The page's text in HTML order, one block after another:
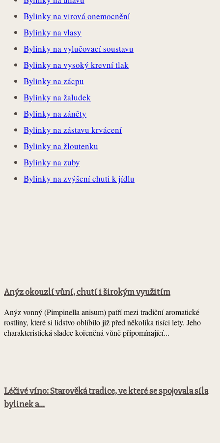
Bylinky na virová onemocnění
Bylinky na vlasy
Bylinky na vylučovací soustavu
Bylinky na vysoký krevní tlak
Bylinky na zácpu
Bylinky na žaludek
Bylinky na záněty
Bylinky na zástavu krvácení
Bylinky na žloutenku
Bylinky na zuby
Bylinky na zvýšení chuti k jídlu
Anýz okouzlí vůní, chutí i širokým využitím
Anýz vonný (Pimpinella anisum) patří mezi tradiční aromatické
rostliny, které si lidstvo oblíbilo již před několika tisíci lety. Jeho
charakteristická sladce kořeněná vůně připomínající...
Léčivé víno: Starověká tradice, ve které se spojovala síla
bylinek a...